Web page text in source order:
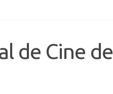
de Cine de